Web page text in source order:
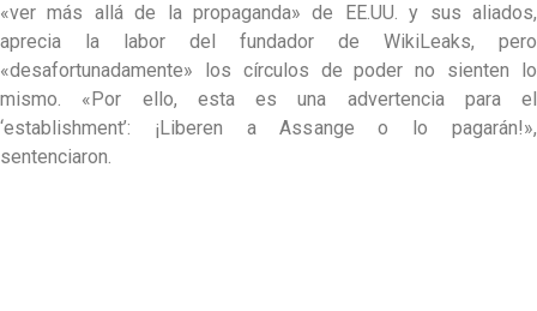
«ver más allá de la propaganda» de EE.UU. y sus aliados,
aprecia la labor del fundador de WikiLeaks, pero
«desafortunadamente» los círculos de poder no sienten lo
mismo. «Por ello, esta es una advertencia para el
‘establishment’: ¡Liberen a Assange o lo pagarán!»,
sentenciaron.